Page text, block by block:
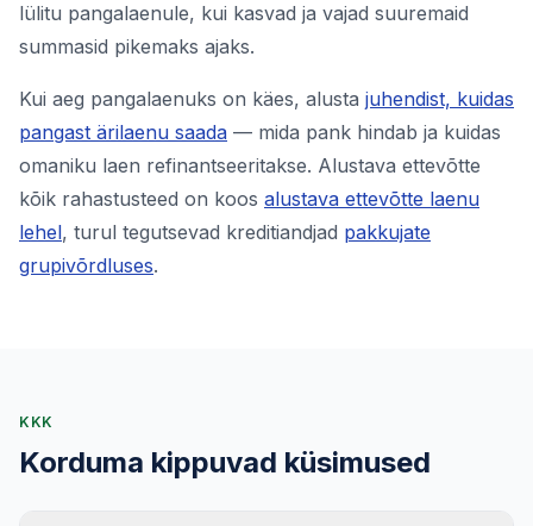
lülitu pangalaenule, kui kasvad ja vajad suuremaid
summasid pikemaks ajaks.
Kui aeg pangalaenuks on käes, alusta juhendist, kuidas
pangast ärilaenu saada — mida pank hindab ja kuidas
omaniku laen refinantseeritakse. Alustava ettevõtte
kõik rahastusteed on koos alustava ettevõtte laenu
lehel, turul tegutsevad kreditiandjad pakkujate
grupivõrdluses.
KKK
Korduma kippuvad küsimused